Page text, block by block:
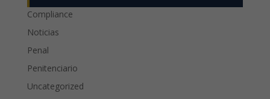
Compliance
Noticias
Penal
Penitenciario
Uncategorized